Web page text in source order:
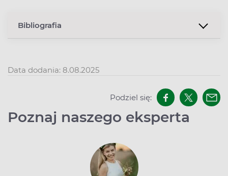
Bibliografia
Data dodania: 8.08.2025
Podziel się:
Poznaj naszego eksperta